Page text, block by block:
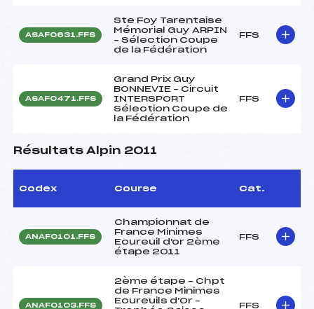
ASAF0631.FFS
Ste Foy Tarentaise
Mémorial Guy ARPIN
– Sélection Coupe
de la Fédération
FFS
ASAF0471.FFS
Grand Prix Guy
BONNEVIE – Circuit
INTERSPORT
Sélection Coupe de
la Fédération
FFS
Résultats Alpin 2011
Codex Course Cat.
ANAF0101.FFS
Championnat de
France Minimes
Ecureuil d'or 2ème
étape 2011
FFS
ANAF0103.FFS
2ème étape – Chpt
de France Minimes
Ecureuils d'Or –
FFS